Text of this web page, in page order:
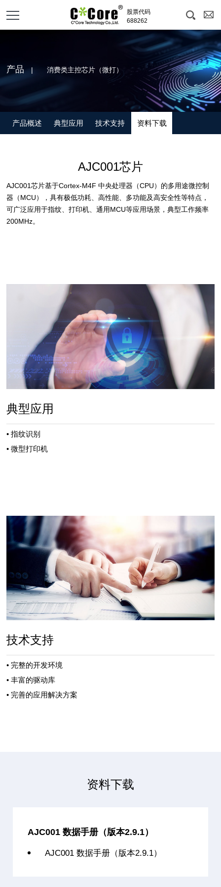
股票代码
688262
产品| 消费类主控芯片（微打）
产品概述 典型应用 技术支持 资料下载
AJC001芯片
AJC001芯片基于Cortex-M4F 中央处理器（CPU）的多用途微控制
器（MCU），具有极低功耗、高性能、多功能及高安全性等特点，
可广泛应用于指纹、打印机、通用MCU等应用场景，典型工作频率
200MHz。
典型应用
• 指纹识别
• 微型打印机
技术支持
• 完整的开发环境
• 丰富的驱动库
• 完善的应用解决方案
资料下载
AJC001 数据手册（版本2.9.1）
AJC001 数据手册（版本2.9.1）